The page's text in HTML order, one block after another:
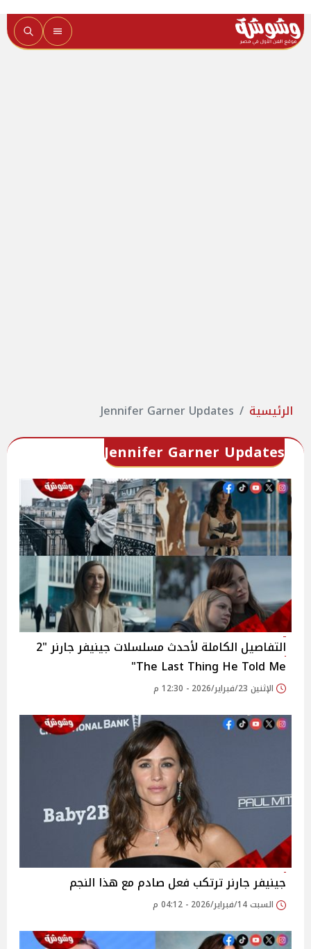
الرئيسية Jennifer Garner Updates
Jennifer Garner Updates
التفاصيل الكاملة لأحدث مسلسلات جينيفر جارنر "2
The Last Thing He Told Me"
الإثنين 23/فبراير/2026 - 12:30 م
جينيفر جارنر ترتكب فعل صادم مع هذا النجم
السبت 14/فبراير/2026 - 04:12 م